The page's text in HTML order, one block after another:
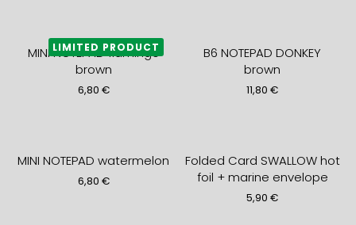
MINI NOTEPAD flamingo
brown
6,80 €
LIMITED PRODUCT
B6 NOTEPAD DONKEY
brown
11,80€
MINI NOTEPAD watermelon
6,80 €
Folded Card SWALLOW hot
foil + marine envelope
5,90€